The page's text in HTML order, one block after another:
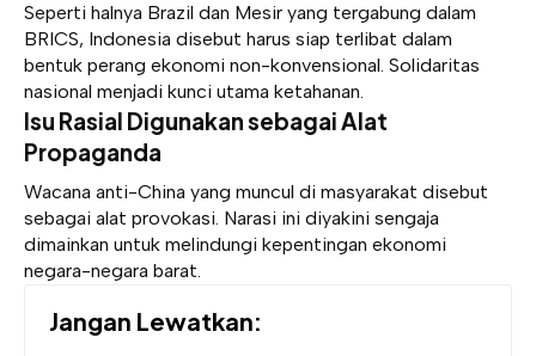
Seperti halnya Brazil dan Mesir yang tergabung dalam
BRICS, Indonesia disebut harus siap terlibat dalam
bentuk perang ekonomi non-konvensional. Solidaritas
nasional menjadi kunci utama ketahanan.
Isu Rasial Digunakan sebagai Alat
Propaganda
Wacana anti-China yang muncul di masyarakat disebut
sebagai alat provokasi. Narasi ini diyakini sengaja
dimainkan untuk melindungi kepentingan ekonomi
negara-negara barat.
Jangan Lewatkan: